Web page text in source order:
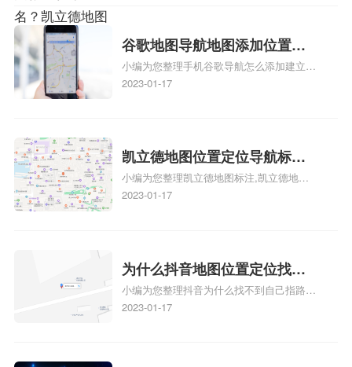
地图标注服务中心铺招牌相关地图标注知
识，详情可查看下方正文！
谷歌地图导航地图添加位置？
添加谷歌地图导航位置？
小编为您整理手机谷歌导航怎么添加建立多
人位置、如何在地图，谷歌地图添加公司位
2023-01-17
凯立德地图位置定位导航标
注？凯立德地图位置定位,导航,
标注？
小编为您整理凯立德地图标注,凯立德地图
标注怎么做啊、凯立德地图标注,凯立德地
相关地图标注知识，详情可查看下方正文！
2023-01-17
为什么抖音地图位置定位找不
到了？抖音为什么找不到当前
定位了？
小编为您整理抖音为什么找不到自己指路人
地图标注服务中心铺的位置、地图位置更新
2023-01-17